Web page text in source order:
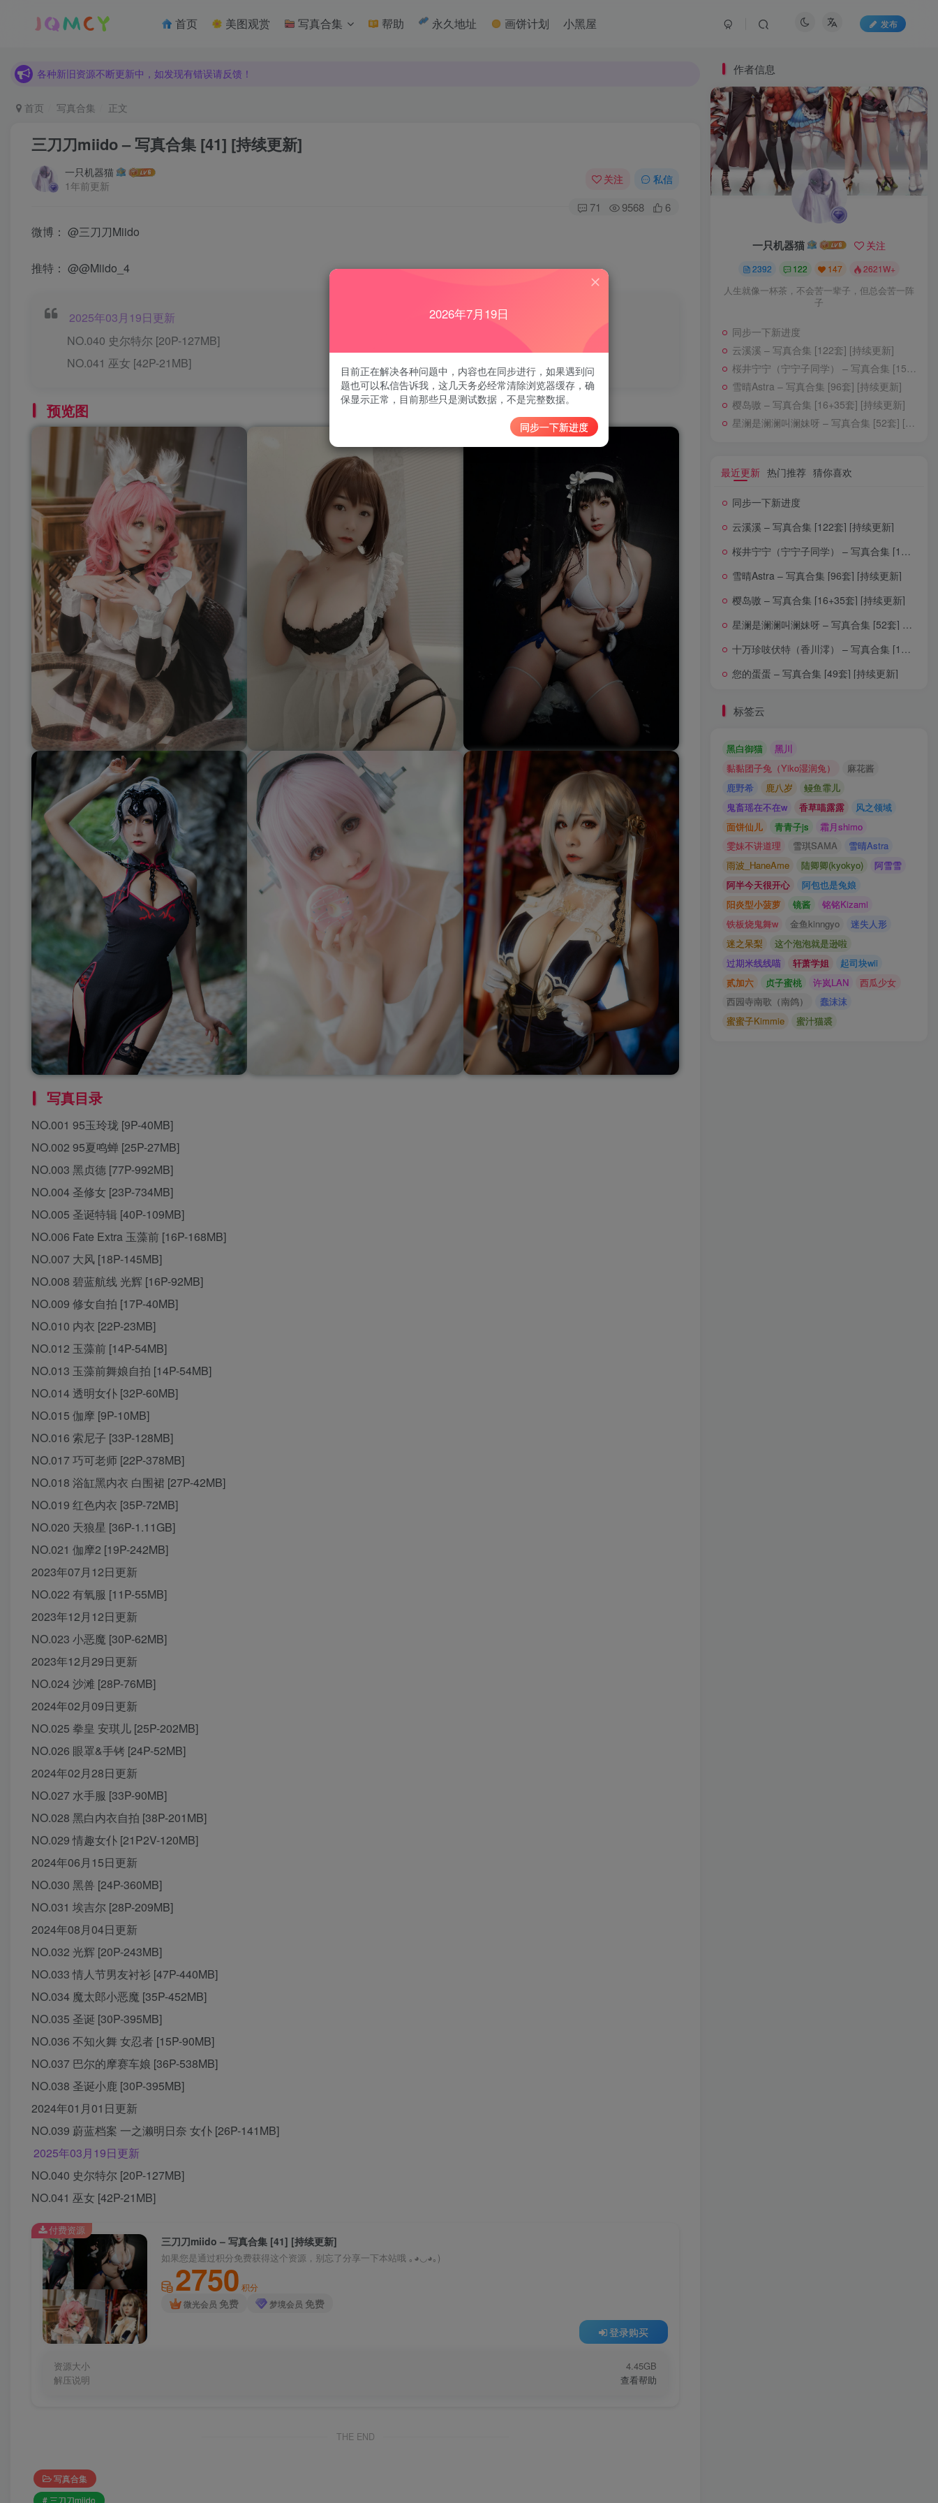
首页 美图观赏 写真合集 帮助 永久地址 画饼计划 小黑屋 发布
建议使用Chrome、Edge、Firefox浏览器浏览本站
建议使用Chrome、Edge、Firefox浏览器浏览本站
首页 写真合集 正文
三刀刀miido – 写真合集 [41] [持续更新]
一只机器猫
1年前更新
关注 私信
71 9568 6
微博： @三刀刀Miido
推特： @@Miido_4
2025年03月19日更新
NO.040 史尔特尔 [20P-127MB]
NO.041 巫女 [42P-21MB]
预览图
写真目录
NO.001 95玉玲珑 [9P-40MB]
NO.002 95夏鸣蝉 [25P-27MB]
NO.003 黑贞德 [77P-992MB]
NO.004 圣修女 [23P-734MB]
NO.005 圣诞特辑 [40P-109MB]
NO.006 Fate Extra 玉藻前 [16P-168MB]
NO.007 大风 [18P-145MB]
NO.008 碧蓝航线 光辉 [16P-92MB]
NO.009 修女自拍 [17P-40MB]
NO.010 内衣 [22P-23MB]
NO.012 玉藻前 [14P-54MB]
NO.013 玉藻前舞娘自拍 [14P-54MB]
NO.014 透明女仆 [32P-60MB]
NO.015 伽摩 [9P-10MB]
NO.016 索尼子 [33P-128MB]
NO.017 巧可老师 [22P-378MB]
NO.018 浴缸黑内衣 白围裙 [27P-42MB]
NO.019 红色内衣 [35P-72MB]
NO.020 天狼星 [36P-1.11GB]
NO.021 伽摩2 [19P-242MB]
2023年07月12日更新
NO.022 有氧服 [11P-55MB]
2023年12月12日更新
NO.023 小恶魔 [30P-62MB]
2023年12月29日更新
NO.024 沙滩 [28P-76MB]
2024年02月09日更新
NO.025 拳皇 安琪儿 [25P-202MB]
NO.026 眼罩&手铐 [24P-52MB]
2024年02月28日更新
NO.027 水手服 [33P-90MB]
NO.028 黑白内衣自拍 [38P-201MB]
NO.029 情趣女仆 [21P2V-120MB]
2024年06月15日更新
NO.030 黑兽 [24P-360MB]
NO.031 埃吉尔 [28P-209MB]
2024年08月04日更新
NO.032 光辉 [20P-243MB]
NO.033 情人节男友衬衫 [47P-440MB]
NO.034 魔太郎小恶魔 [35P-452MB]
NO.035 圣诞 [30P-395MB]
NO.036 不知火舞 女忍者 [15P-90MB]
NO.037 巴尔的摩赛车娘 [36P-538MB]
NO.038 圣诞小鹿 [30P-395MB]
2024年01月01日更新
NO.039 蔚蓝档案 一之濑明日奈 女仆 [26P-141MB]
2025年03月19日更新
NO.040 史尔特尔 [20P-127MB]
NO.041 巫女 [42P-21MB]
三刀刀miido – 写真合集 [41] [持续更新]
如果您是通过积分免费获得这个资源，别忘了分享一下本站哦 ｡◕◡◕｡)
2750 积分
微光会员 免费 梦境会员 免费
登录购买
资源大小
4.45GB
解压说明
查看帮助
付费资源
THE END
写真合集
# 三刀刀miido
作者信息
一只机器猫 关注
2392 122 147 2621W+
人生就像一杯茶，不会苦一辈子，但总会苦一阵
子
同步一下新进度
云溪溪 – 写真合集 [122套] [持续更新]
桜井宁宁（宁宁子同学） – 写真合集 [156套] [持续更新]
雪晴Astra – 写真合集 [96套] [持续更新]
樱岛嗷 – 写真合集 [16+35套] [持续更新]
星澜是澜澜叫澜妹呀 – 写真合集 [52套] [持续更新]
最近更新 热门推荐 猜你喜欢
同步一下新进度
云溪溪 – 写真合集 [122套] [持续更新]
桜井宁宁（宁宁子同学） – 写真合集 [156套] [持续更新]
雪晴Astra – 写真合集 [96套] [持续更新]
樱岛嗷 – 写真合集 [16+35套] [持续更新]
星澜是澜澜叫澜妹呀 – 写真合集 [52套] [持续更新]
十万珍吱伏特（香川澪） – 写真合集 [16套] [持续更新]
您的蛋蛋 – 写真合集 [49套] [持续更新]
标签云
黑白御猫
黑川
黏黏团子兔（Yiko湿润兔）
麻花酱
鹿野希
鹿八岁
鳗鱼霏儿
鬼畜瑶在不在w
香草喵露露
风之领域
面饼仙儿
青青子js
霜月shimo
雯妹不讲道理
雪琪SAMA
雪晴Astra
雨波_HaneAme
陆卿卿(kyokyo)
阿雪雪
阿半今天很开心
阿包也是兔娘
阳炎型小菠萝
镜酱
铭铭Kizami
铁板烧鬼舞w
金鱼kinngyo
迷失人形
迷之呆梨
这个泡泡就是逊啦
过期米线线喵
轩萧学姐
起司块wii
贰加六
贞子蜜桃 许岚LAN
西瓜少女
西园寺南歌（南鸽）
蠢沫沫
蜜蜜子Kimmie
蜜汁猫裘
2026年7月19日
目前正在解决各种问题中，内容也在同步进行，如果遇到问
题也可以私信告诉我，这几天务必经常清除浏览器缓存，确
保显示正常，目前那些只是测试数据，不是完整数据。
同步一下新进度